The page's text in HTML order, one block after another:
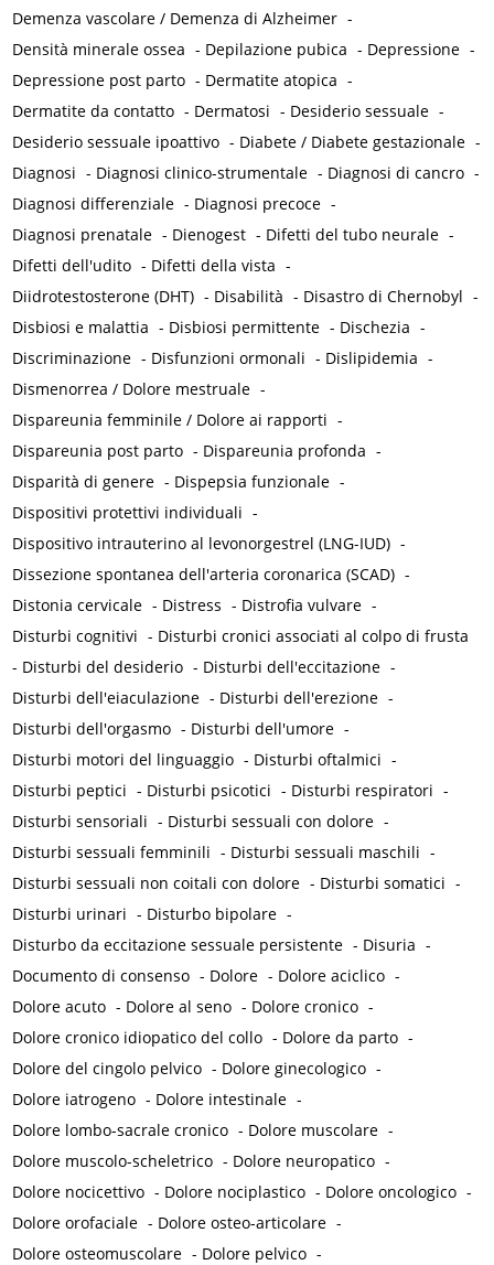
Demenza vascolare / Demenza di Alzheimer -
Densità minerale ossea - Depilazione pubica - Depressione -
Depressione post parto - Dermatite atopica -
Dermatite da contatto - Dermatosi - Desiderio sessuale -
Desiderio sessuale ipoattivo - Diabete / Diabete gestazionale -
Diagnosi - Diagnosi clinico-strumentale - Diagnosi di cancro -
Diagnosi differenziale - Diagnosi precoce -
Diagnosi prenatale - Dienogest - Difetti del tubo neurale -
Difetti dell'udito - Difetti della vista -
Diidrotestosterone (DHT) - Disabilità - Disastro di Chernobyl -
Disbiosi e malattia - Disbiosi permittente - Dischezia -
Discriminazione - Disfunzioni ormonali - Dislipidemia -
Dismenorrea / Dolore mestruale -
Dispareunia femminile / Dolore ai rapporti -
Dispareunia post parto - Dispareunia profonda -
Disparità di genere - Dispepsia funzionale -
Dispositivi protettivi individuali -
Dispositivo intrauterino al levonorgestrel (LNG-IUD) -
Dissezione spontanea dell'arteria coronarica (SCAD) -
Distonia cervicale - Distress - Distrofia vulvare -
Disturbi cognitivi - Disturbi cronici associati al colpo di frusta
- Disturbi del desiderio - Disturbi dell'eccitazione -
Disturbi dell'eiaculazione - Disturbi dell'erezione -
Disturbi dell'orgasmo - Disturbi dell'umore -
Disturbi motori del linguaggio - Disturbi oftalmici -
Disturbi peptici - Disturbi psicotici - Disturbi respiratori -
Disturbi sensoriali - Disturbi sessuali con dolore -
Disturbi sessuali femminili - Disturbi sessuali maschili -
Disturbi sessuali non coitali con dolore - Disturbi somatici -
Disturbi urinari - Disturbo bipolare -
Disturbo da eccitazione sessuale persistente - Disuria -
Documento di consenso - Dolore - Dolore aciclico -
Dolore acuto - Dolore al seno - Dolore cronico -
Dolore cronico idiopatico del collo - Dolore da parto -
Dolore del cingolo pelvico - Dolore ginecologico -
Dolore iatrogeno - Dolore intestinale -
Dolore lombo-sacrale cronico - Dolore muscolare -
Dolore muscolo-scheletrico - Dolore neuropatico -
Dolore nocicettivo - Dolore nociplastico - Dolore oncologico -
Dolore orofaciale - Dolore osteo-articolare -
Dolore osteomuscolare - Dolore pelvico -